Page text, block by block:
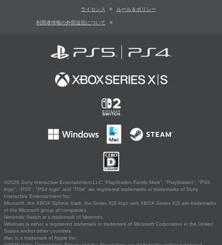
ライセンス ルール＆ポリシー
利用者情報の外部送信について
©2026 Sony Interactive Entertainment LLC."PlayStation Family Mark", "PlayStation", "PS5
logo", "PS5", "PS4 logo" and "PS4" are registered trademarks or trademarks of Sony
Interactive Entertainment Inc.
Microsoft, the XBOX Sphere mark, the Series X|S logo and XBOX Series X|S are trademarks
of the Microsoft group of companies.
Nintendo Switch is a trademark of Nintendo.
Windows is either a registered trademark or trademark of Microsoft Corporation in the United
States and/or other countries.
Mac is a trademark of Apple Inc.